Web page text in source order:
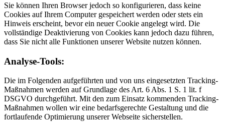
Sie können Ihren Browser jedoch so konfigurieren, dass keine
Cookies auf Ihrem Computer gespeichert werden oder stets ein
Hinweis erscheint, bevor ein neuer Cookie angelegt wird. Die
vollständige Deaktivierung von Cookies kann jedoch dazu führen,
dass Sie nicht alle Funktionen unserer Website nutzen können.
Analyse-Tools:
Die im Folgenden aufgeführten und von uns eingesetzten Tracking-
Maßnahmen werden auf Grundlage des Art. 6 Abs. 1 S. 1 lit. f
DSGVO durchgeführt. Mit den zum Einsatz kommenden Tracking-
Maßnahmen wollen wir eine bedarfsgerechte Gestaltung und die
fortlaufende Optimierung unserer Webseite sicherstellen.